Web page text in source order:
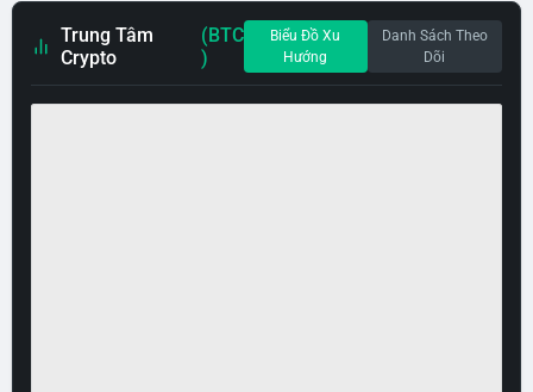
Trung Tâm
Crypto
(BTC
)
Biểu Đồ Xu
Hướng
Danh Sách Theo
Dõi